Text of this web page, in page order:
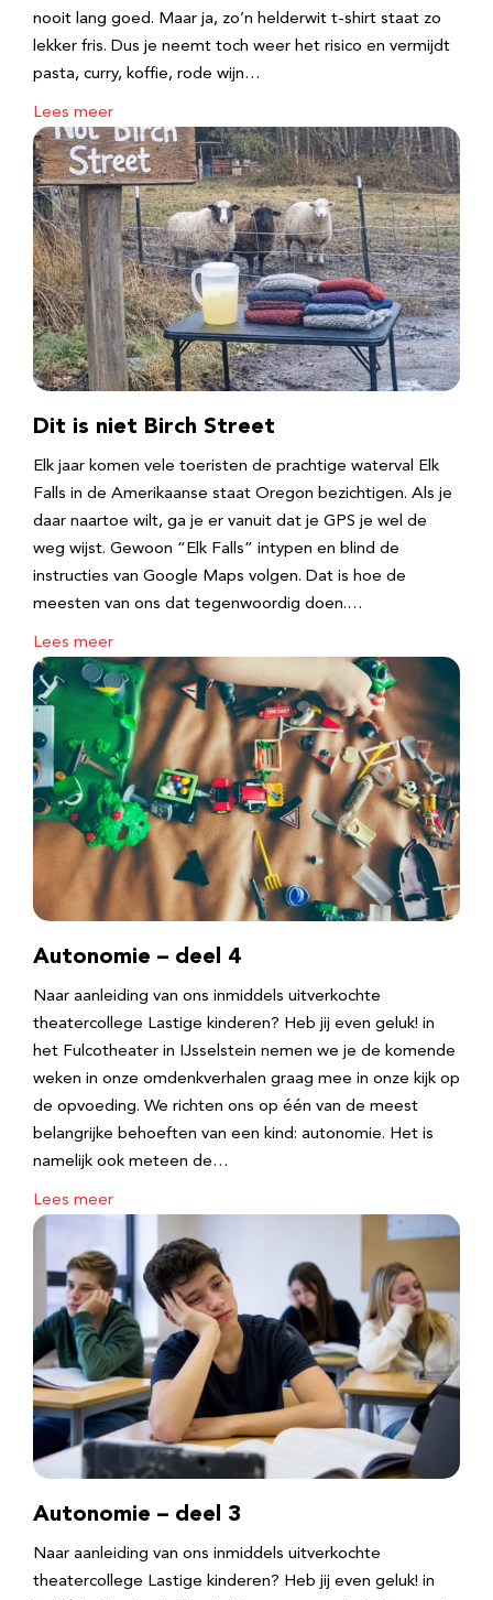
nooit lang goed. Maar ja, zo’n helderwit t-shirt staat zo
lekker fris. Dus je neemt toch weer het risico en vermijdt
pasta, curry, koffie, rode wijn…
Lees meer
Dit is niet Birch Street
Elk jaar komen vele toeristen de prachtige waterval Elk
Falls in de Amerikaanse staat Oregon bezichtigen. Als je
daar naartoe wilt, ga je er vanuit dat je GPS je wel de
weg wijst. Gewoon “Elk Falls” intypen en blind de
instructies van Google Maps volgen. Dat is hoe de
meesten van ons dat tegenwoordig doen.…
Lees meer
Autonomie – deel 4
Naar aanleiding van ons inmiddels uitverkochte
theatercollege Lastige kinderen? Heb jij even geluk! in
het Fulcotheater in IJsselstein nemen we je de komende
weken in onze omdenkverhalen graag mee in onze kijk op
de opvoeding. We richten ons op één van de meest
belangrijke behoeften van een kind: autonomie. Het is
namelijk ook meteen de…
Lees meer
Autonomie – deel 3
Naar aanleiding van ons inmiddels uitverkochte
theatercollege Lastige kinderen? Heb jij even geluk! in